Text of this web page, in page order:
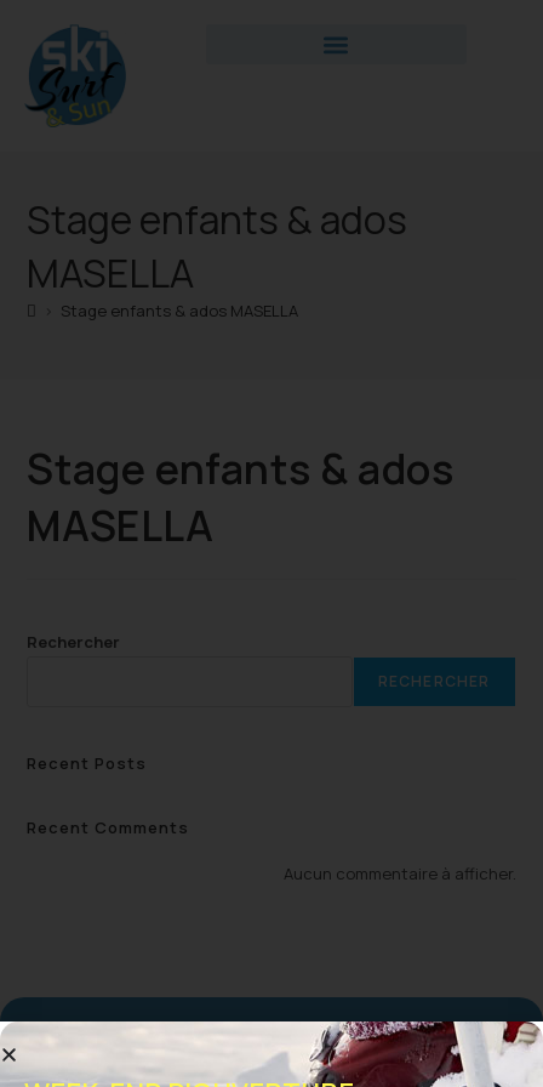
Stage enfants & ados
MASELLA
Stage enfants & ados MASELLA
Stage enfants & ados
MASELLA
Rechercher
RECHERCHER
Recent Posts
Recent Comments
Aucun commentaire à afficher.